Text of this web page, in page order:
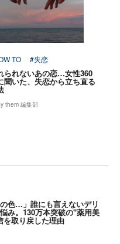
TO #失恋
られないあの恋…女性360
聞いた、失恋から立ち直る
them 編集部
の色…」誰にも言えないデリ
み。130万本突破の"薬用美
を取り戻した理由